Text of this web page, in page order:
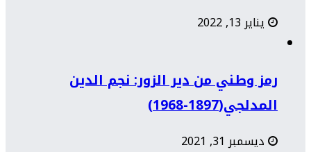
يناير 13, 2022
رمز وطني من دير الزور: نجم الدين
المدلجي(1897-1968)
ديسمبر 31, 2021